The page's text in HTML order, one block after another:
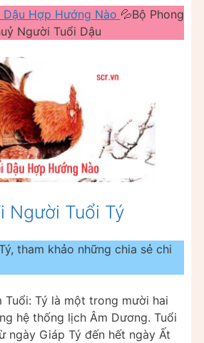
Dậu Hợp Hướng Nào 💦Bộ Phong
Người Tuổi Dậu
Người Tuổi Tý
tham khảo những chia sẻ chi
Tuổi: Tý là một trong mười hai
hệ thống lịch Âm Dương. Tuổi
ngày Giáp Tý đến hết ngày Ất